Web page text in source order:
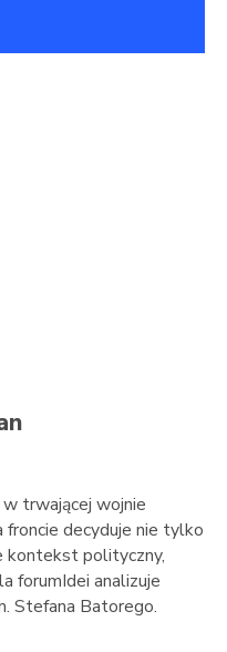
trwającej wojnie
froncie decyduje nie tylko
kontekst polityczny,
forumIdei analizuje
Stefana Batorego.